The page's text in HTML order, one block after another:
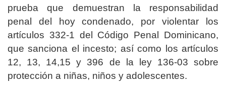
prueba que demuestran la responsabilidad
penal del hoy condenado, por violentar los
artículos 332-1 del Código Penal Dominicano,
que sanciona el incesto; así como los artículos
12, 13, 14,15 y 396 de la ley 136-03 sobre
protección a niñas, niños y adolescentes.